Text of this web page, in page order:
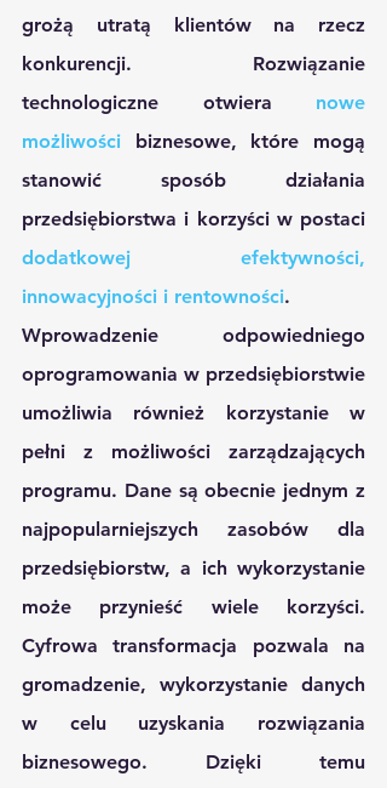
grożą utratą klientów na rzecz
konkurencji. Rozwiązanie
technologiczne otwiera nowe
możliwości biznesowe, które mogą
stanowić sposób działania
dodatkowej efektywności,
innowacyjności i rentowności.
Wprowadzenie odpowiedniego
oprogramowania w przedsiębiorstwie
umożliwia również korzystanie w
pełni z możliwości zarządzających
programu. Dane są obecnie jednym z
najpopularniejszych zasobów dla
przedsiębiorstw, a ich wykorzystanie
może przynieść wiele korzyści.
Cyfrowa transformacja pozwala na
gromadzenie, wykorzystanie danych
w celu uzyskania rozwiązania
biznesowego. Dzięki temu